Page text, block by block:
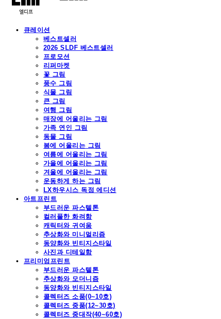
큐레이션
베스트셀러
2026 SLDF 베스트셀러
프로모션
리퍼마켓
꽃 그림
풍수 그림
식물 그림
큰 그림
여행 그림
매장에 어울리는 그림
가족 연인 그림
동물 그림
봄에 어울리는 그림
여름에 어울리는 그림
가을에 어울리는 그림
겨울에 어울리는 그림
운동하게 하는 그림
LX하우시스 독점 에디션
아트프린트
부드러운 파스텔톤
컬러풀한 화려함
캐릭터와 귀여움
추상화와 미니멀리즘
동양화와 빈티지스타일
사진과 디테일함
프리미엄프린트
부드러운 파스텔톤
추상화와 모더니즘
동양화와 빈티지스타일
콜렉터즈 소품(0~10호)
콜렉터즈 중품(12~30호)
콜렉터즈 중대작(40~60호)